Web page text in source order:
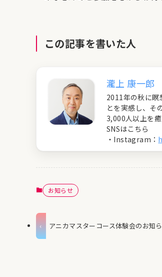
この記事を書いた人
瀧上 康一郎
2011年の秋に瞑
とを実感し、そ
3,000人以上を癒
SNSはこちら
・Instagram：
お知らせ
アニカマスターコース体験会のお知